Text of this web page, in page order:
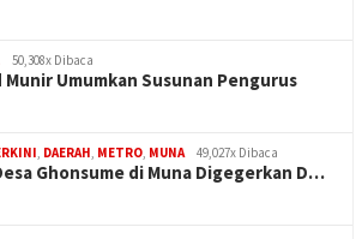
50,308x Dibaca
Munir Umumkan Susunan Pengurus
DAERAH METRO MUNA 49,027x Dibaca
Ghonsume di Muna Digegerkan D…